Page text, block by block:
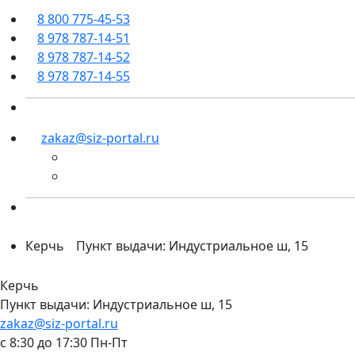
8 800 775-45-53
8 978 787-14-51
8 978 787-14-52
8 978 787-14-55
zakaz@siz-portal.ru
Керчь Пункт выдачи: Индустриальное ш, 15
Керчь
Пункт выдачи: Индустриальное ш, 15
zakaz@siz-portal.ru
c 8:30 до 17:30 Пн-Пт